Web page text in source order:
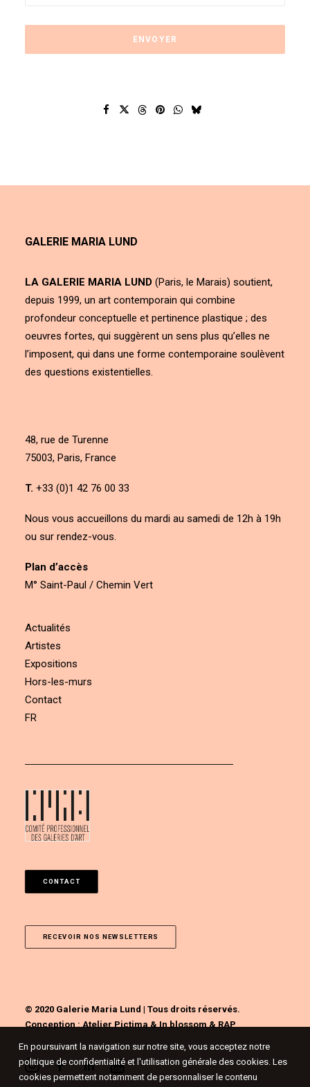
GALERIE MARIA LUND
LA GALERIE MARIA LUND (Paris, le Marais) soutient,
depuis 1999, un art contemporain qui combine
profondeur conceptuelle et pertinence plastique ; des
oeuvres fortes, qui suggèrent un sens plus qu’elles ne
l’imposent, qui dans une forme contemporaine soulèvent
des questions existentielles.
48, rue de Turenne
75003, Paris, France
T. +33 (0)1 42 76 00 33
Nous vous accueillons du mardi au samedi de 12h à 19h
ou sur rendez-vous.
Plan d’accès
M° Saint-Paul / Chemin Vert
Actualités
Artistes
Expositions
Hors-les-murs
Contact
FR
CONTACT
RECEVOIR NOS NEWSLETTERS
© 2020 Galerie Maria Lund | Tous droits réservés.
Conception :Atelier Pictima&In blossom&RAP
En poursuivant la navigation sur notre site, vous acceptez notre
politique de confidentialité et l'utilisation générale des cookies. Les
cookies permettent notamment de personnaliser le contenu